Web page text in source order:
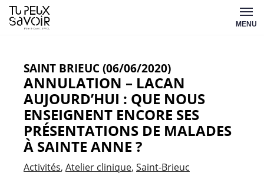
Aller
au
MENU
SAINT BRIEUC (06/06/2020)
ANNULATION – LACAN
AUJOURD’HUI : QUE NOUS
ENSEIGNENT ENCORE SES
PRÉSENTATIONS DE MALADES
À SAINTE ANNE ?
Activités Atelier clinique Saint-Brieuc